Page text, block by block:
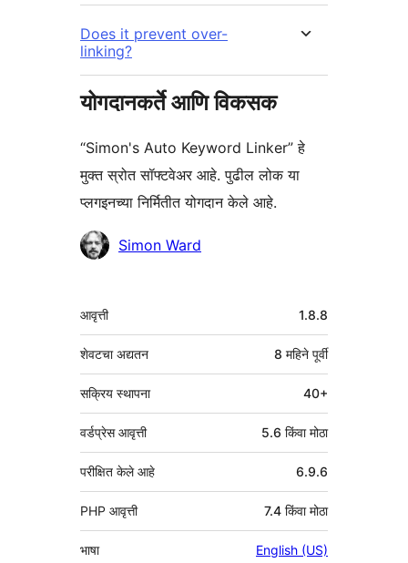
Does it prevent over-
linking?
योगदानकर्ते आणि विकसक
“Simon's Auto Keyword Linker” हे
मुक्त स्रोत सॉफ्टवेअर आहे. पुढील लोक या
प्लगइनच्या निर्मितीत योगदान केले आहे.
योगदानकर्तेSimon Ward
मेटा
आवृत्ती 1.8.8
शेवटचा अद्यतन 8 महिने पूर्वी
सक्रिय स्थापना 40+
वर्डप्रेस आवृत्ती 5.6 किंवा मोठा
परीक्षित केले आहे 6.9.6
PHP आवृत्ती 7.4 किंवा मोठा
भाषा English (US)